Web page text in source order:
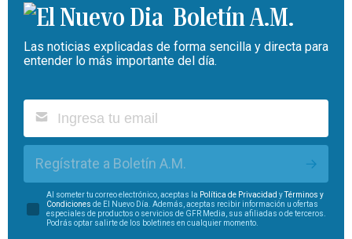
Boletín A.M.
Las noticias explicadas de forma sencilla y directa para
entender lo más importante del día.
Regístrate a Boletín A.M.
Al someter tu correo electrónico, aceptas la Política de Privacidad yTérminos y
Condiciones de El Nuevo Día. Además, aceptas recibir información u ofertas
especiales de productos o servicios de GFR Media, sus afiliadas o de terceros.
Podrás optar salirte de los boletines en cualquier momento.